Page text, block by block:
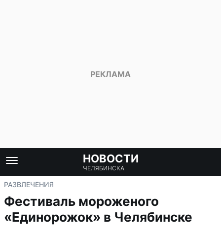
НОВОСТИ
ЧЕЛЯБИНСКА
РАЗВЛЕЧЕНИЯ
Фестиваль мороженого
«Единорожок» в Челябинске